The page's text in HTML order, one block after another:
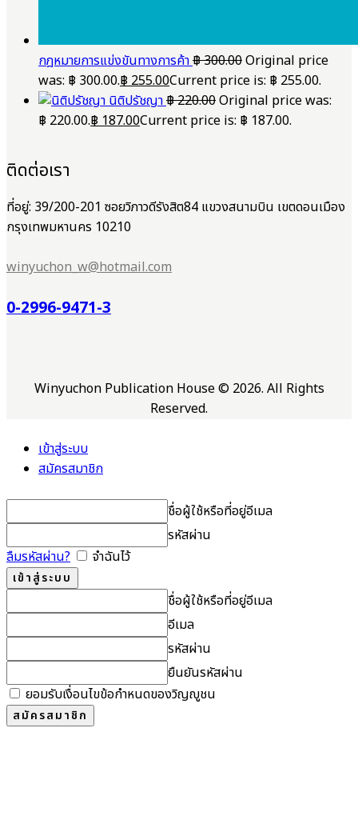
กฎหมายการแข่งขันทางการค้า฿300.00Original price
was: ฿ 300.00.฿255.00Current price is: ฿ 255.00.
นิติปรัชญา฿220.00Original price was:
฿ 220.00.฿187.00Current price is: ฿ 187.00.
ติดต่อเรา
ที่อยู่: 39/200-201 ซอยวิภาวดีรังสิต84 แขวงสนามบิน เขตดอนเมือง
กรุงเทพมหานคร 10210
winyuchon_w@hotmail.com
0-2996-9471-3
Winyuchon Publication House © 2026. All Rights
Reserved.
เข้าสู่ระบบ
สมัครสมาชิก
ชื่อผู้ใช้หรือที่อยู่อีเมล
รหัสผ่าน
ลืมรหัสผ่าน?
จำฉันไว้
ชื่อผู้ใช้หรือที่อยู่อีเมล
อีเมล
รหัสผ่าน
ยืนยันรหัสผ่าน
ยอมรับเงื่อนไขข้อกำหนดของวิญญูชน